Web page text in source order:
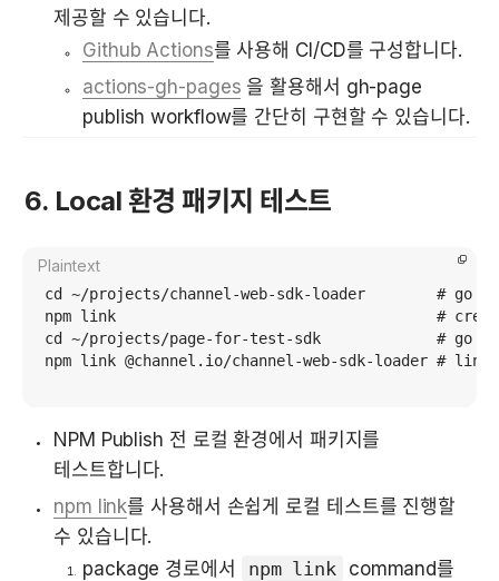
제공할 수 있습니다.
Github Actions를 사용해 CI/CD를 구성합니다.
actions-gh-pages 을 활용해서 gh-page
publish workflow를 간단히 구현할 수 있습니다.
6. Local 환경 패키지 테스트
Plaintext
cd ~/projects/channel-web-sdk-loader        # go
npm link                                    #
cd ~/projects/page-for-test-sdk             # go
npm link @channel.io/channel-web-sdk-loader #
NPM Publish 전 로컬 환경에서 패키지를
테스트합니다.
npm link를 사용해서 손쉽게 로컬 테스트를 진행할
수 있습니다.
package 경로에서
npm link
command를